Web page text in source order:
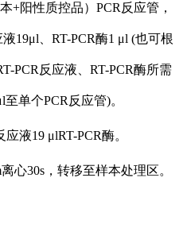
+阳性质控品）PCR反应管，
19μl、RT-PCR酶1 μl (也可根
PCR反应液、RT-PCR酶所需
单个PCR反应管)。
液19 μlRT-PCR酶。
心30s，转移至样本处理区。